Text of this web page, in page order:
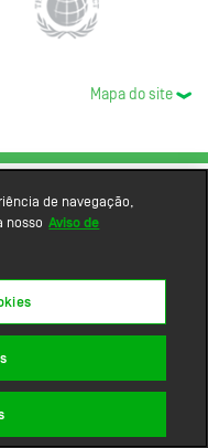
Mapa do site
de navegação,
nosso Aviso de